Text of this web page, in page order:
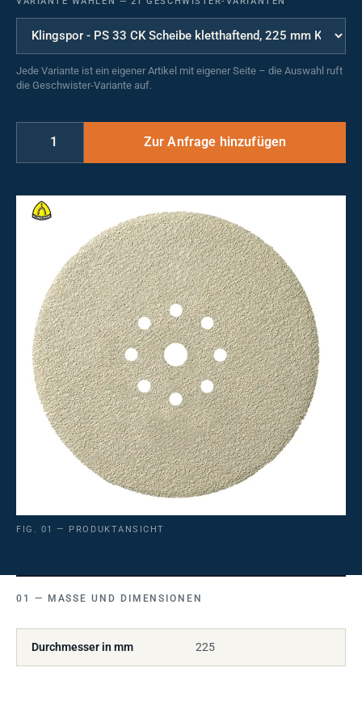
Jede Variante ist ein eigener Artikel mit eigener Seite – die Auswahl ruft
die Geschwister-Variante auf.
FIG. 01 — PRODUKTANSICHT
MASSE UND DIMENSIONEN
Durchmesser in mm 225